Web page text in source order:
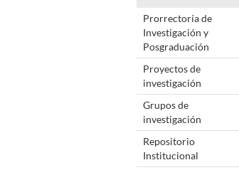
Prorrectoría de
Investigación y
Posgraduación
Proyectos de
investigación
Grupos de
investigación
Repositorio
Institucional